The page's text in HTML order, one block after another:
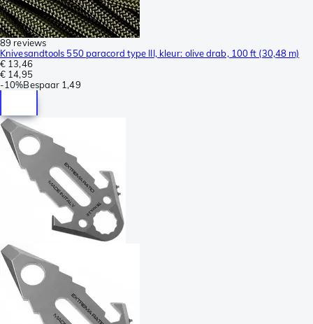
89 reviews
Knivesandtools 550 paracord type III, kleur: olive drab, 100 ft (30,48 m)
€ 13,46
€ 14,95
-10%Bespaar 1,49